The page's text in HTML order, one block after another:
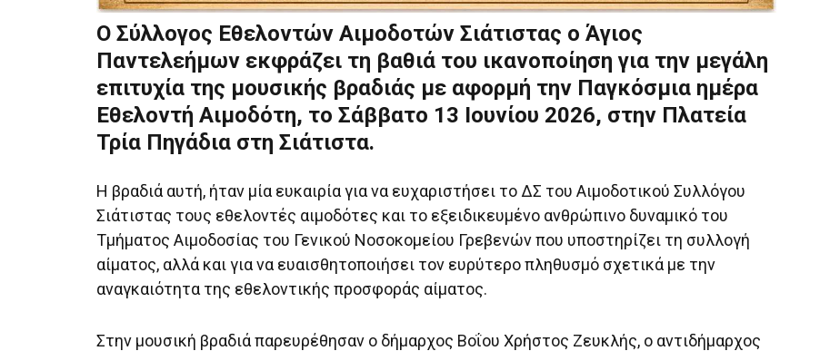
Ο Σύλλογος Εθελοντών Αιμοδοτών Σιάτιστας ο Άγιος
Παντελεήμων εκφράζει τη βαθιά του ικανοποίηση για την μεγάλη
επιτυχία της μουσικής βραδιάς με αφορμή την Παγκόσμια ημέρα
Εθελοντή Αιμοδότη, το Σάββατο 13 Ιουνίου 2026, στην Πλατεία
Τρία Πηγάδια στη Σιάτιστα.
H βραδιά αυτή, ήταν μία ευκαιρία για να ευχαριστήσει το ΔΣ του Αιμοδοτικού Συλλόγου
Σιάτιστας τους εθελοντές αιμοδότες και το εξειδικευμένο ανθρώπινο δυναμικό του
Τμήματος Αιμοδοσίας του Γενικού Νοσοκομείου Γρεβενών που υποστηρίζει τη συλλογή
αίματος, αλλά και για να ευαισθητοποιήσει τον ευρύτερο πληθυσμό σχετικά με την
αναγκαιότητα της εθελοντικής προσφοράς αίματος.
Στην μουσική βραδιά παρευρέθησαν ο δήμαρχος Βοΐου Χρήστος Ζευκλής, ο αντιδήμαρχος